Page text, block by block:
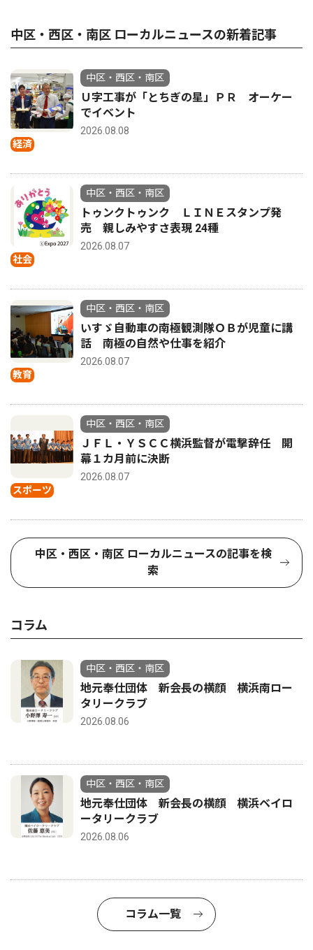
中区・西区・南区 ローカルニュースの新着記事
経済
中区・西区・南区
Ｕ字工事が「とちぎの星」ＰＲ オーケー
でイベント
2026.08.08
社会
中区・西区・南区
トゥンクトゥンク ＬＩＮＥスタンプ発
売 親しみやすさ表現 24種
2026.08.07
教育
中区・西区・南区
いすゞ自動車の南極観測隊ＯＢが児童に講
話 南極の自然や仕事を紹介
2026.08.07
スポーツ
中区・西区・南区
ＪＦＬ・ＹＳＣＣ横浜監督が電撃辞任 開
幕１カ月前に決断
2026.08.07
中区・西区・南区 ローカルニュースの記事を検
索
コラム
中区・西区・南区
地元奉仕団体 新会長の横顔 横浜南ロー
タリークラブ
2026.08.06
中区・西区・南区
地元奉仕団体 新会長の横顔 横浜ベイロ
ータリークラブ
2026.08.06
コラム一覧